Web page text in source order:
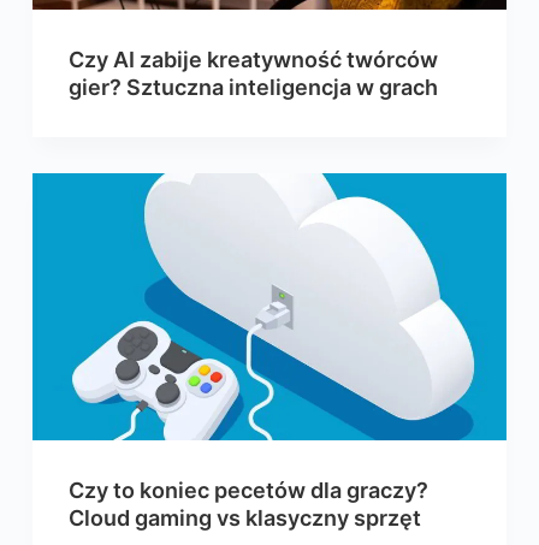
Czy AI zabije kreatywność twórców
gier? Sztuczna inteligencja w grach
Czy to koniec pecetów dla graczy?
Cloud gaming vs klasyczny sprzęt